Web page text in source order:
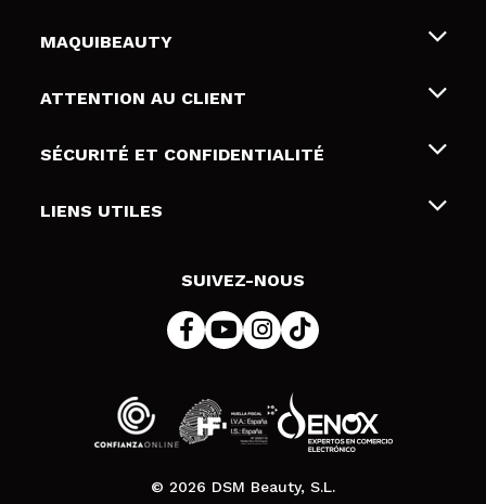
MAQUIBEAUTY
Qui sommes nous
Cartes-cadeaux
ATTENTION AU CLIENT
Livraison & retour
Modes de paiement
SÉCURITÉ ET CONFIDENTIALITÉ
Conditions et confidentialité
LIENS UTILES
SUIVEZ-NOUS
© 2026 DSM Beauty, S.L.